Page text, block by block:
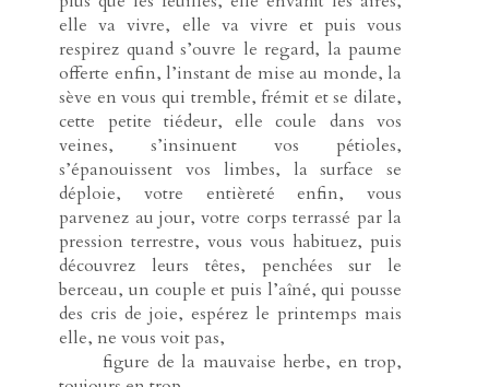
elle va vivre, elle va vivre et puis vous
respirez quand s’ouvre le regard, la paume
offerte enfin, l’instant de mise au monde, la
sève en vous qui tremble, frémit et se dilate,
cette petite tiédeur, elle coule dans vos
veines, s’insinuent vos pétioles,
s’épanouissent vos limbes, la surface se
déploie, votre entièreté enfin, vous
parvenez au jour, votre corps terrassé par la
pression terrestre, vous vous habituez, puis
découvrez leurs têtes, penchées sur le
berceau, un couple et puis l’aîné, qui pousse
des cris de joie, espérez le printemps mais
elle, ne vous voit pas,
figure de la mauvaise herbe, en trop,